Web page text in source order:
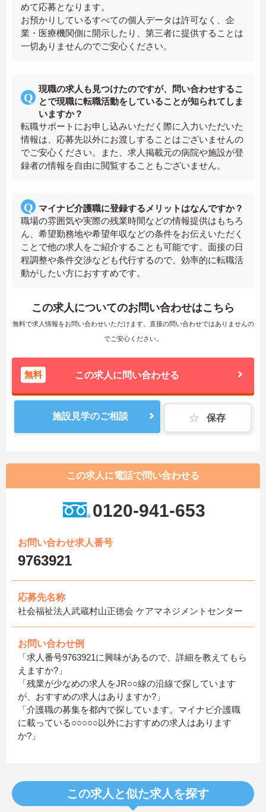
めて応募となります。
お預かりしているすべての個人データは許可なく、企
業・医療機関側に開示したり、第三者に提供することは
一切ありませんのでご安心ください。
現職の求人も見つけたのですが、問い合わせするこ
とで現職に転職活動をしていることが知られてしま
いますか？
転職サポートにお申し込みいただく際に入力いただいた
情報は、応募先以外にお渡しすることはございませんの
でご安心ください。また、求人掲載元の病院や施設が登
録者の情報を自由に閲覧することもございません。
マイナビ介護職に登録するメリットはなんですか？
職場の雰囲気や実際の残業時間などの情報提供はもちろ
ん、希望勤務地や希望年収などの条件をお伝えいただく
ことで他の求人をご紹介することも可能です。面接の日
程調整や条件交渉なども代行するので、効率的に転職活
動がしたい方におすすめです。
この求人についてのお問い合わせはこちら
無料で求人情報をお問い合わせいただけます。直接の問い合わせではありませんの
でご安心ください。
無料 この求人に問い合わせる
施設見学のご相談 保存
この求人に電話で問い合わせる
0120-941-653
お問い合わせ求人番号
9763921
応募先名称
社会福祉法人武蔵村山正徳会 ケアマネジメントセンター
お問い合わせ例
「求人番号9763921に興味があるので、詳細を教えてもら
えますか?」
「残業が少なめの求人をJR○○線の沿線で探しています
が、おすすめの求人はありますか?」
「介護職の募集を都内で探しています。マイナビ介護職
に載っている○○○○○以外におすすめの求人はあります
か?」
この求人と似た求人を探す